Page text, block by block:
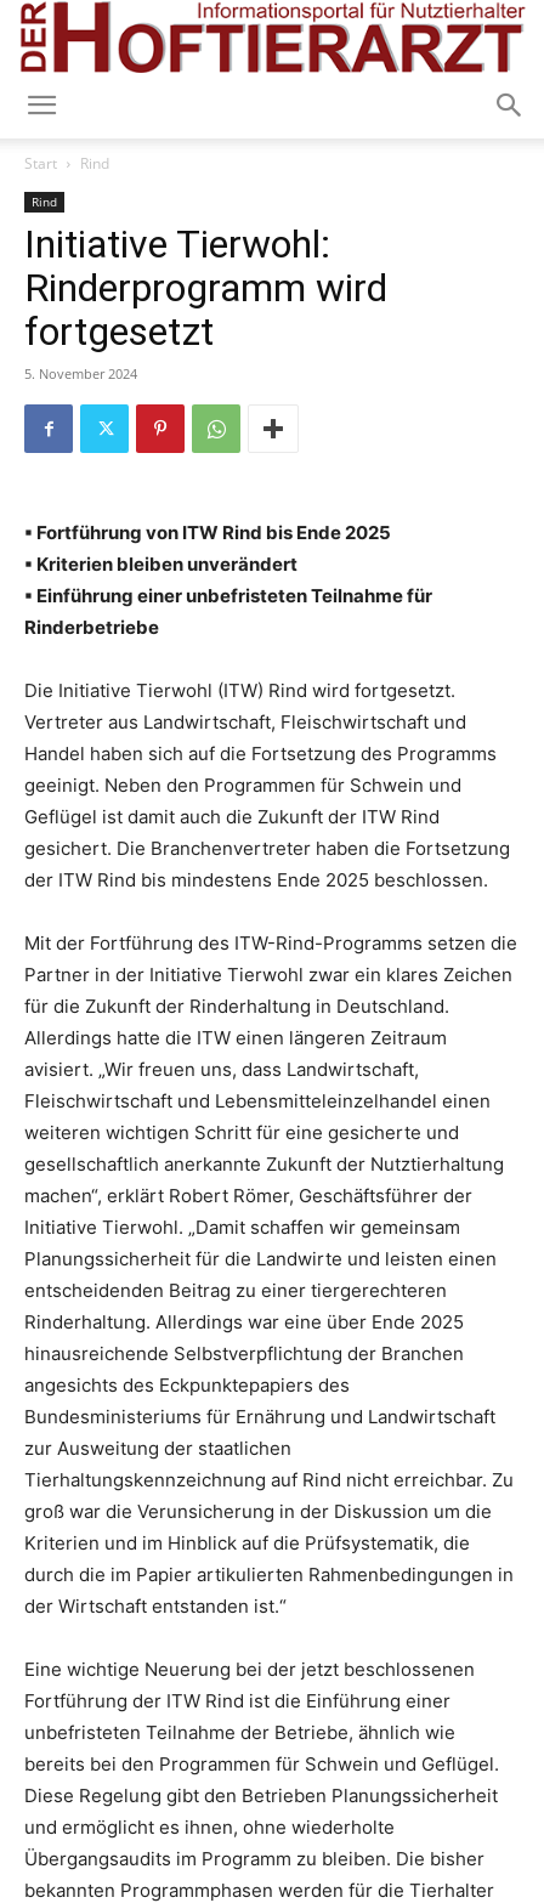
Start Rind
Rind
Initiative Tierwohl:
Rinderprogramm wird
fortgesetzt
5. November 2024
▪ Fortführung von ITW Rind bis Ende 2025
▪ Kriterien bleiben unverändert
▪ Einführung einer unbefristeten Teilnahme für
Rinderbetriebe
Die Initiative Tierwohl (ITW) Rind wird fortgesetzt.
Vertreter aus Landwirtschaft, Fleischwirtschaft und
Handel haben sich auf die Fortsetzung des Programms
geeinigt. Neben den Programmen für Schwein und
Geflügel ist damit auch die Zukunft der ITW Rind
gesichert. Die Branchenvertreter haben die Fortsetzung
der ITW Rind bis mindestens Ende 2025 beschlossen.
Mit der Fortführung des ITW-Rind-Programms setzen die
Partner in der Initiative Tierwohl zwar ein klares Zeichen
für die Zukunft der Rinderhaltung in Deutschland.
Allerdings hatte die ITW einen längeren Zeitraum
avisiert. „Wir freuen uns, dass Landwirtschaft,
Fleischwirtschaft und Lebensmitteleinzelhandel einen
weiteren wichtigen Schritt für eine gesicherte und
gesellschaftlich anerkannte Zukunft der Nutztierhaltung
machen“, erklärt Robert Römer, Geschäftsführer der
Initiative Tierwohl. „Damit schaffen wir gemeinsam
Planungssicherheit für die Landwirte und leisten einen
entscheidenden Beitrag zu einer tiergerechteren
Rinderhaltung. Allerdings war eine über Ende 2025
hinausreichende Selbstverpflichtung der Branchen
angesichts des Eckpunktepapiers des
Bundesministeriums für Ernährung und Landwirtschaft
zur Ausweitung der staatlichen
Tierhaltungskennzeichnung auf Rind nicht erreichbar. Zu
groß war die Verunsicherung in der Diskussion um die
Kriterien und im Hinblick auf die Prüfsystematik, die
durch die im Papier artikulierten Rahmenbedingungen in
der Wirtschaft entstanden ist.“
Eine wichtige Neuerung bei der jetzt beschlossenen
Fortführung der ITW Rind ist die Einführung einer
unbefristeten Teilnahme der Betriebe, ähnlich wie
bereits bei den Programmen für Schwein und Geflügel.
Diese Regelung gibt den Betrieben Planungssicherheit
und ermöglicht es ihnen, ohne wiederholte
Übergangsaudits im Programm zu bleiben. Die bisher
bekannten Programmphasen werden für die Tierhalter